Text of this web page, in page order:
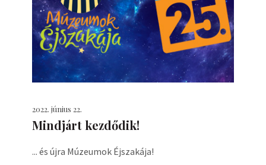
2022. június 22.
Mindjárt kezdődik!
... és újra Múzeumok Éjszakája!